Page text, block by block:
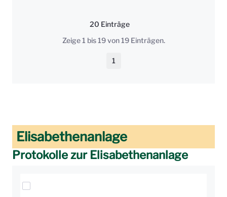
20 Einträge
Pro Seite
Zeige 1 bis 19 von 19 Einträgen.
Seite
1
Elisabethenanlage
Protokolle zur Elisabethenanlage
Elemente auswählen